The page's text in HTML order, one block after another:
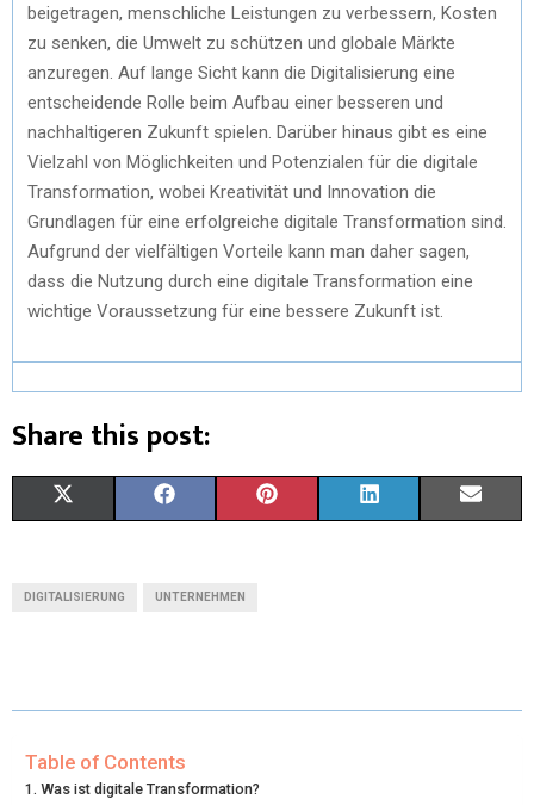
beigetragen, menschliche Leistungen zu verbessern, Kosten
zu senken, die Umwelt zu schützen und globale Märkte
anzuregen. Auf lange Sicht kann die Digitalisierung eine
entscheidende Rolle beim Aufbau einer besseren und
nachhaltigeren Zukunft spielen. Darüber hinaus gibt es eine
Vielzahl von Möglichkeiten und Potenzialen für die digitale
Transformation, wobei Kreativität und Innovation die
Grundlagen für eine erfolgreiche digitale Transformation sind.
Aufgrund der vielfältigen Vorteile kann man daher sagen,
dass die Nutzung durch eine digitale Transformation eine
wichtige Voraussetzung für eine bessere Zukunft ist.
Share this post:
T
T
E
O
K
R D
DIGITALISIERUNG UNTERNEHMEN
Table of Contents
Was ist digitale Transformation?